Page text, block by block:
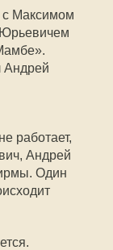
с Максимом
Андрей
работает,
Андрей
Один